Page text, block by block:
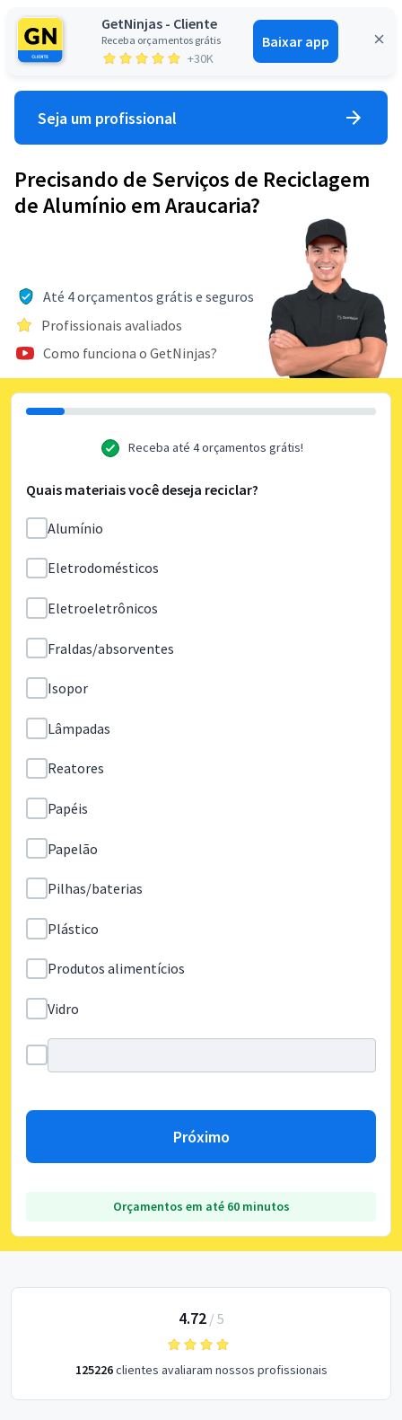
GetNinjas - Cliente
Receba orçamentos grátis
+30K
Baixar app
Entrar
Seja um profissional
Precisando de Serviços de Reciclagem
de Alumínio em Araucaria?
Até 4 orçamentos grátis e seguros
Profissionais avaliados
Como funciona o GetNinjas?
Receba até 4 orçamentos grátis!
Quais materiais você deseja reciclar?
Alumínio
Eletrodomésticos
Eletroeletrônicos
Fraldas/absorventes
Isopor
Lâmpadas
Reatores
Papéis
Papelão
Pilhas/baterias
Plástico
Produtos alimentícios
Vidro
Próximo
Orçamentos em até 60 minutos
4.72/ 5
125226clientes avaliaram nossos profissionais